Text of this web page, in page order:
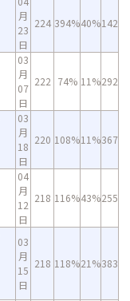
月
23
日
224 394%40%142
03
月
07
日
222 74% 11%292
03
月
18
日
220 108%11%367
04
月
12
日
218 116%43%255
03
月
15
日
218 118%21%383